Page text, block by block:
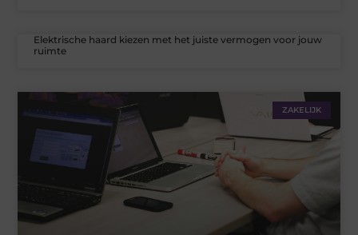
Elektrische haard kiezen met het juiste vermogen voor jouw
ruimte
ZAKELIJK